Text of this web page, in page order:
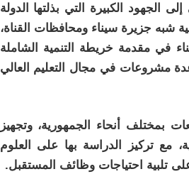
الجهود الكبيرة التي بذلتها الدولة
شبه جزيرة سيناء ومحافظات القناة،
في مقدمة خريطة التنمية الشاملة
أن الدولة نفذت عدة مشروعات في مجال التعليم العالي
بمختلف أنحاء الجمهورية، وتجهيز
مع تركيز الدراسة بها على العلوم
على تلبية احتياجات وظائف المستقبل.